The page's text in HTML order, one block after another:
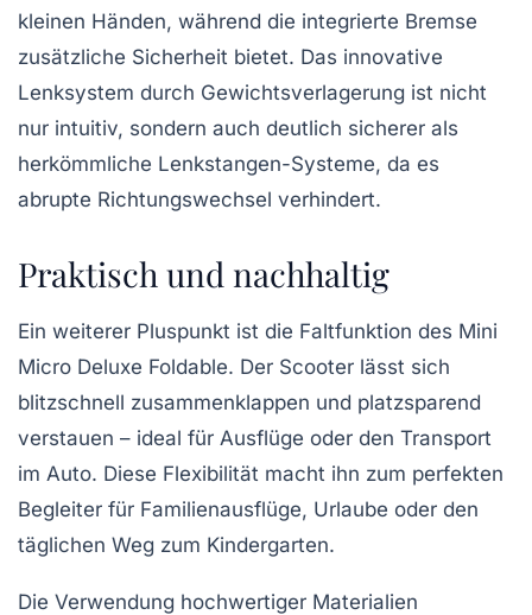
kleinen Händen, während die integrierte Bremse
zusätzliche Sicherheit bietet. Das innovative
Lenksystem durch Gewichtsverlagerung ist nicht
nur intuitiv, sondern auch deutlich sicherer als
herkömmliche Lenkstangen-Systeme, da es
abrupte Richtungswechsel verhindert.
Praktisch und nachhaltig
Ein weiterer Pluspunkt ist die Faltfunktion des Mini
Micro Deluxe Foldable. Der Scooter lässt sich
blitzschnell zusammenklappen und platzsparend
verstauen – ideal für Ausflüge oder den Transport
im Auto. Diese Flexibilität macht ihn zum perfekten
Begleiter für Familienausflüge, Urlaube oder den
täglichen Weg zum Kindergarten.
Die Verwendung hochwertiger Materialien